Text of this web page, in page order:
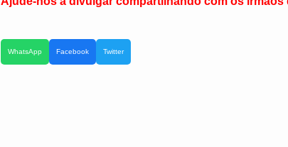
WhatsApp Facebook Twitter